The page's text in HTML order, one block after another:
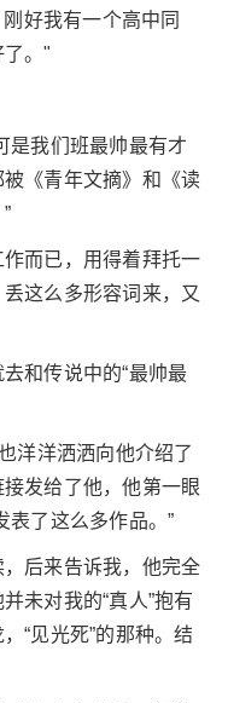
好我有一个高中同
。"
是我们班最帅最有才
《青年文摘》和《读
而已，用得着拜托一
这么多形容词来，又
和传说中的“最帅最
洋洋洒洒向他介绍了
发给了他，他第一眼
表了这么多作品。”
后来告诉我，他完全
未对我的“真人”抱有
“见光死”的那种。结